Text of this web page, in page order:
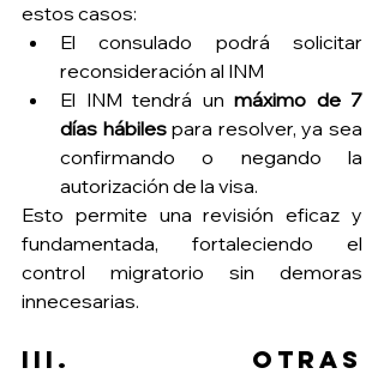
estos casos:
El consulado podrá solicitar
reconsideración al INM
El INM tendrá un máximo de 7
días hábiles para resolver, ya sea
confirmando o negando la
autorización de la visa.
Esto permite una revisión eficaz y
fundamentada, fortaleciendo el
control migratorio sin demoras
innecesarias.
III. Otras